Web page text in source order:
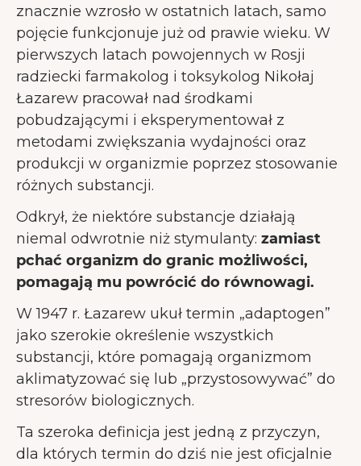
znacznie wzrosło w ostatnich latach, samo
pojęcie funkcjonuje już od prawie wieku. W
pierwszych latach powojennych w Rosji
radziecki farmakolog i toksykolog Nikołaj
Łazarew pracował nad środkami
pobudzającymi i eksperymentował z
metodami zwiększania wydajności oraz
produkcji w organizmie poprzez stosowanie
różnych substancji.
Odkrył, że niektóre substancje działają
niemal odwrotnie niż stymulanty: zamiast
pchać organizm do granic możliwości,
pomagają mu powrócić do równowagi.
W 1947 r. Łazarew ukuł termin „adaptogen”
jako szerokie określenie wszystkich
substancji, które pomagają organizmom
aklimatyzować się lub „przystosowywać” do
stresorów biologicznych.
Ta szeroka definicja jest jedną z przyczyn,
dla których termin do dziś nie jest oficjalnie